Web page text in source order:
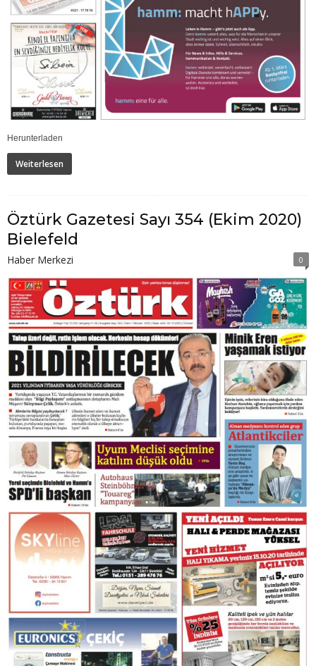
Herunterladen
Weiterlesen
Öztürk Gazetesi Sayı 354 (Ekim 2020)
Bielefeld
Haber Merkezi 0